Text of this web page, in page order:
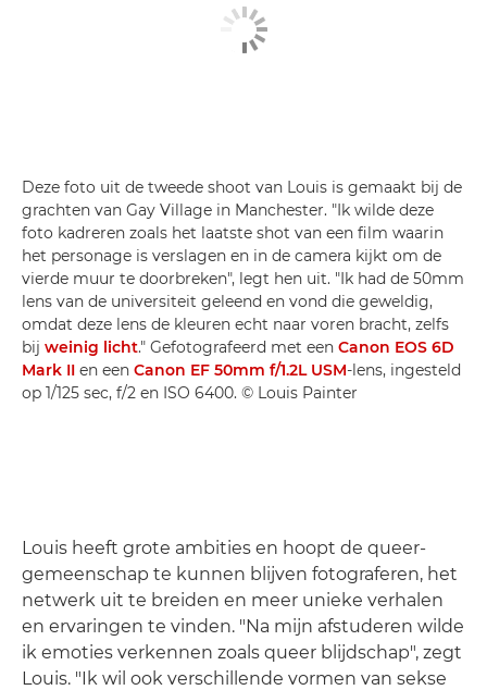
Deze foto uit de tweede shoot van Louis is gemaakt bij de
grachten van Gay Village in Manchester. "Ik wilde deze
foto kadreren zoals het laatste shot van een film waarin
het personage is verslagen en in de camera kijkt om de
vierde muur te doorbreken", legt hen uit. "Ik had de 50mm
lens van de universiteit geleend en vond die geweldig,
omdat deze lens de kleuren echt naar voren bracht, zelfs
bij weinig licht." Gefotografeerd met een Canon EOS 6D
Mark II en een Canon EF 50mm f/1.2L USM-lens, ingesteld
op 1/125 sec, f/2 en ISO 6400. © Louis Painter
Louis heeft grote ambities en hoopt de queer-
gemeenschap te kunnen blijven fotograferen, het
netwerk uit te breiden en meer unieke verhalen
en ervaringen te vinden. "Na mijn afstuderen wilde
ik emoties verkennen zoals queer blijdschap", zegt
Louis. "Ik wil ook verschillende vormen van sekse